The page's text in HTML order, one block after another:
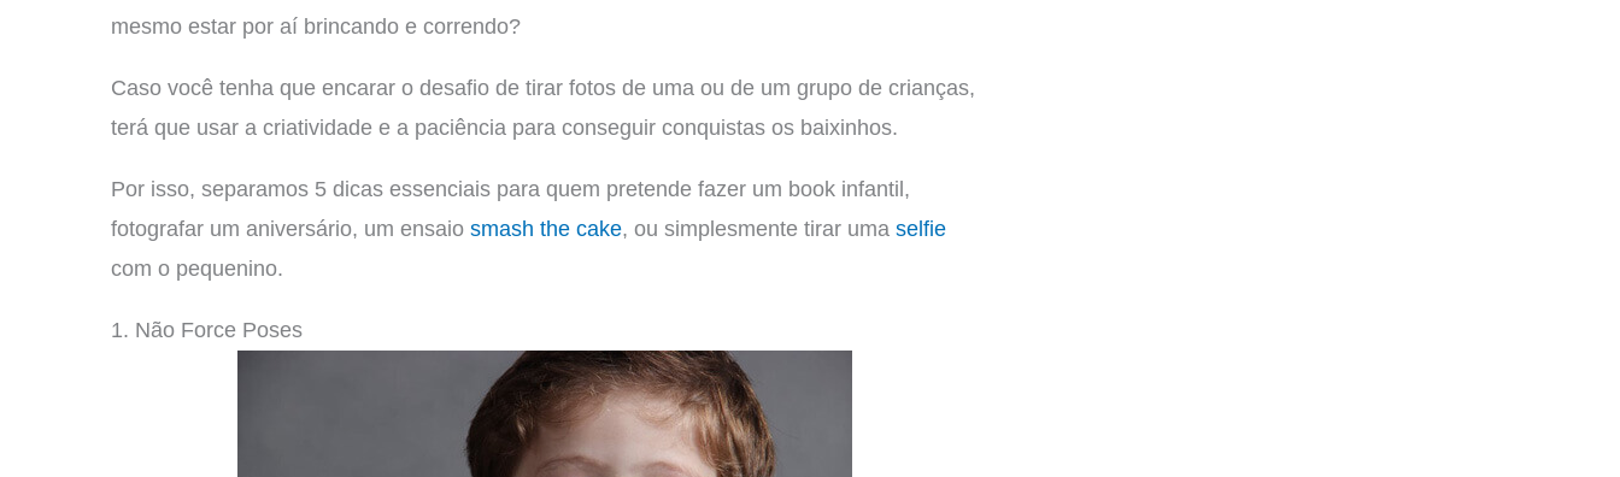
mesmo estar por aí brincando e correndo?
Caso você tenha que encarar o desafio de tirar fotos de uma ou de um grupo de crianças,
terá que usar a criatividade e a paciência para conseguir conquistas os baixinhos.
Por isso, separamos 5 dicas essenciais para quem pretende fazer um book infantil,
fotografar um aniversário, um ensaio smash the cake, ou simplesmente tirar uma selfie
com o pequenino.
1. Não Force Poses